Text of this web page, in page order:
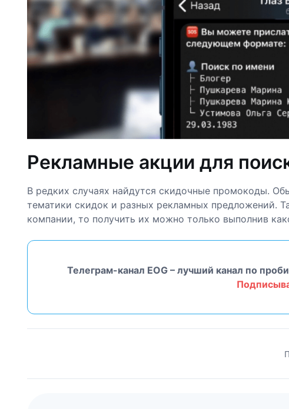
Рекламные акции для
В редких случаях найдутся скидочные промокоды.
тематики скидок и разных рекламных предложений.
компании, то получить их можно только выполнив
Телеграм-канал EOG – лучший канал по